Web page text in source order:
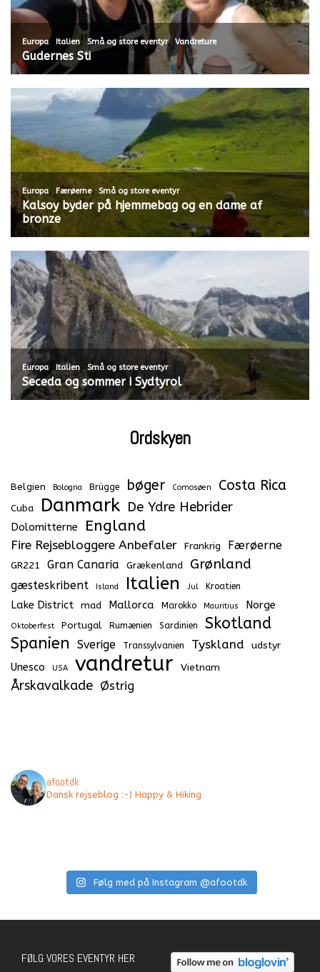
Europa, Italien,Små og store eventyr, Vandreture
Gudernes Sti
Europa, Færøerne, Små og store eventyr
Kalsoy byder på hjemmebag og en dame af
bronze
Europa, Italien,Små og store eventyr
Seceda og sommer i Sydtyrol
Ordskyen
Belgien Bologna Brügge bøger Comosøen Costa Rica
Cuba Danmark De Ydre Hebrider
Dolomitterne England
Fire Rejsebloggere Anbefaler Frankrig Færøerne
GR221 Gran Canaria Grækenland Grønland
gæsteskribent Island Italien Jul Kroatien
Lake District mad Mallorca Marokko Mauritius Norge
Oktoberfest Portugal Rumænien Sardinien
Skotland
Spanien
Sverige Transsylvanien Tyskland udstyr
Unesco USA vandretur Vietnam
Årskavalkade Østrig
afootdk
Dansk rejseblog :-) Happy & Hiking
Følg med på Instagram @afootdk
FØLG VORES EVENTYR HER